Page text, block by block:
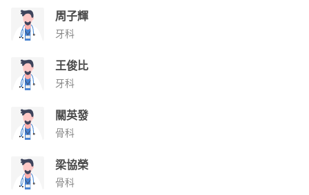
周子輝
牙科
王俊比
牙科
關英發
骨科
梁協榮
骨科